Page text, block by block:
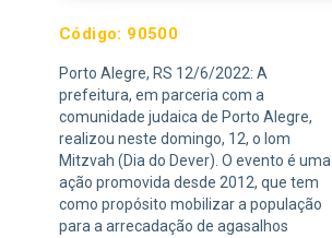
Código: 90500
Porto Alegre, RS 12/6/2022: A
prefeitura, em parceria com a
comunidade judaica de Porto Alegre,
realizou neste domingo, 12, o Iom
Mitzvah (Dia do Dever). O evento é uma
ação promovida desde 2012, que tem
como propósito mobilizar a população
para a arrecadação de agasalhos